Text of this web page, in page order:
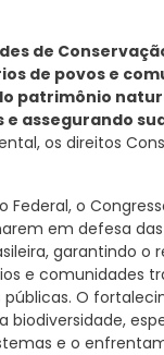
de
de povos e
patrimônio
assegurando
os direitos
o
em defesa
garantindo o
e comunidades
O
biodiversidade,
e o